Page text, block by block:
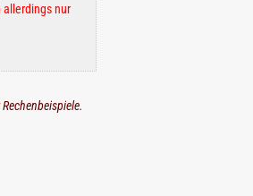
allerdings nur